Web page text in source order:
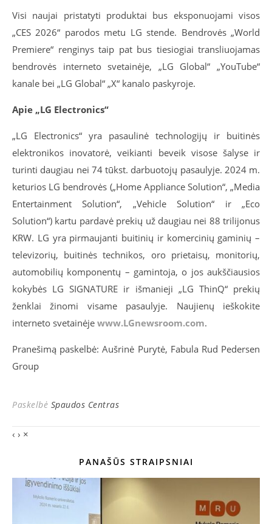
Visi naujai pristatyti produktai bus eksponuojami visos
„CES 2026“ parodos metu LG stende. Bendrovės „World
Premiere“ renginys taip pat bus tiesiogiai transliuojamas
bendrovės interneto svetainėje, „LG Global“ „YouTube“
kanale bei „LG Global“ „X“ kanalo paskyroje.
Apie „LG Electronics“
„LG Electronics“ yra pasaulinė technologijų ir buitinės
elektronikos inovatorė, veikianti beveik visose šalyse ir
turinti daugiau nei 74 tūkst. darbuotojų pasaulyje. 2024 m.
keturios LG bendrovės („Home Appliance Solution“, „Media
Entertainment Solution“, „Vehicle Solution“ ir „Eco
Solution“) kartu pardavė prekių už daugiau nei 88 trilijonus
KRW. LG yra pirmaujanti buitinių ir komercinių gaminių –
televizorių, buitinės technikos, oro prietaisų, monitorių,
automobilių komponentų – gamintoja, o jos aukščiausios
kokybės LG SIGNATURE ir išmanieji „LG ThinQ“ prekių
ženklai žinomi visame pasaulyje. Naujienų ieškokite
interneto svetainėje www.LGnewsroom.com.
Pranešimą paskelbė: Aušrinė Purytė, Fabula Rud Pedersen
Group
Paskelbė Spaudos Centras
‹ › ×
PANAŠŪS STRAIPSNIAI